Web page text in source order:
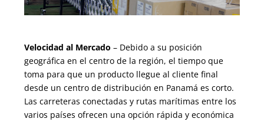
Velocidad al Mercado – Debido a su posición
geográfica en el centro de la región, el tiempo que
toma para que un producto llegue al cliente final
desde un centro de distribución en Panamá es corto.
Las carreteras conectadas y rutas marítimas entre los
varios países ofrecen una opción rápida y económica